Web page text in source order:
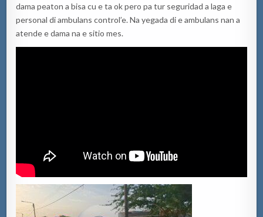
dama peaton a bisa cu e ta ok pero pa tur seguridad a laga e
personal di ambulans control’e. Na yegada di e ambulans nan a
atende e dama na e sitio mes.